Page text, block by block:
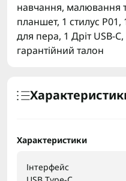
навчання, малювання
планшет, 1 стилус P01,
для пера, 1 Дріт USB-
гарантійний талон
Характеристики
Інтерфейс